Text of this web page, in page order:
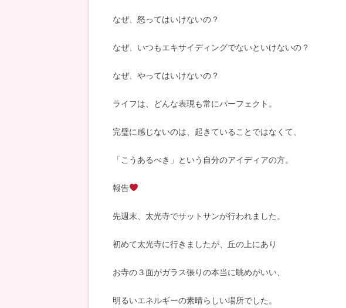
なぜ、怒ってはいけないの？
なぜ、いつもエキサイディングでないといけないの？
なぜ、やってはいけないの？
ライフは、どんな表現も常にパーフェクト。
完璧に感じないのは、起きていることではなくて、
「こうあるべき」という自分のアイディアの方。
報告
先週末、太光寺でサットサンが行われました。
初めて太光寺に行きましたが、丘の上にあり
お寺の３面がガラス張りの本当に眺めがいい、
明るいエネルギーの素晴らしい場所でした。